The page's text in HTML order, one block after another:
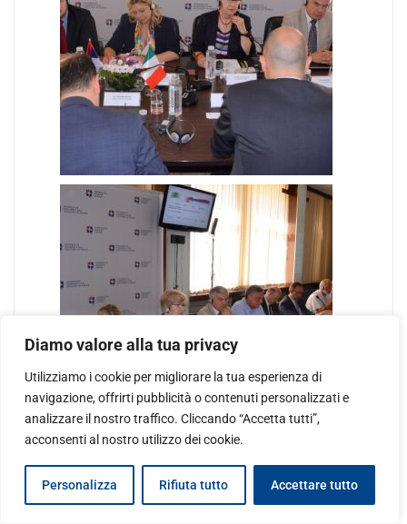
Diamo valore alla tua privacy
Utilizziamo i cookie per migliorare la tua esperienza di
navigazione, offrirti pubblicità o contenuti personalizzati e
analizzare il nostro traffico. Cliccando “Accetta tutti”,
acconsenti al nostro utilizzo dei cookie.
Personalizza Rifiuta tutto Accettare tutto